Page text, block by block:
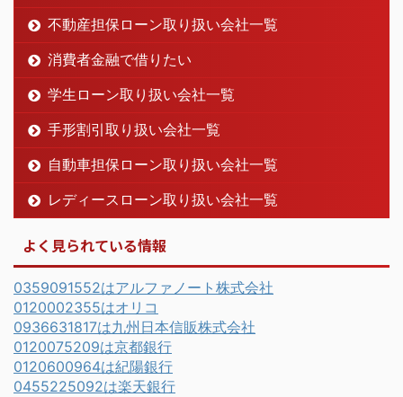
不動産担保ローン取り扱い会社一覧
消費者金融で借りたい
学生ローン取り扱い会社一覧
手形割引取り扱い会社一覧
自動車担保ローン取り扱い会社一覧
レディースローン取り扱い会社一覧
よく見られている情報
0359091552はアルファノート株式会社
0120002355はオリコ
0936631817は九州日本信販株式会社
0120075209は京都銀行
0120600964は紀陽銀行
0455225092は楽天銀行